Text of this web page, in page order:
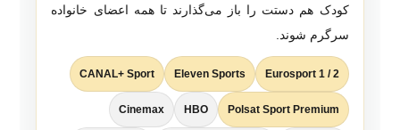
کودک هم دستت را باز می‌گذارند تا همه اعضای خانواده
سرگرم شوند.
Eurosport 1 / 2
Eleven Sports
CANAL+ Sport
Polsat Sport Premium
HBO
Cinemax